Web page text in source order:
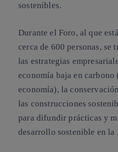
sostenibles.
Durante el Foro, al que
cerca de 600 personas, se
las estrategias
economía baja en carbono
economía), la
las construcciones
para difundir prácticas y
desarrollo sostenible en la